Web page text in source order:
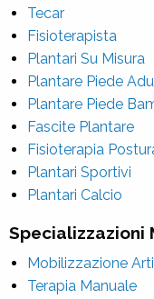
Tecar
Fisioterapista
Plantari Su Misura
Plantare Piede
Plantare Piede
Fascite Plantare
Fisioterapia
Plantari Sportivi
Plantari Calcio
Specializzazioni
Mobilizzazione
Terapia Manuale